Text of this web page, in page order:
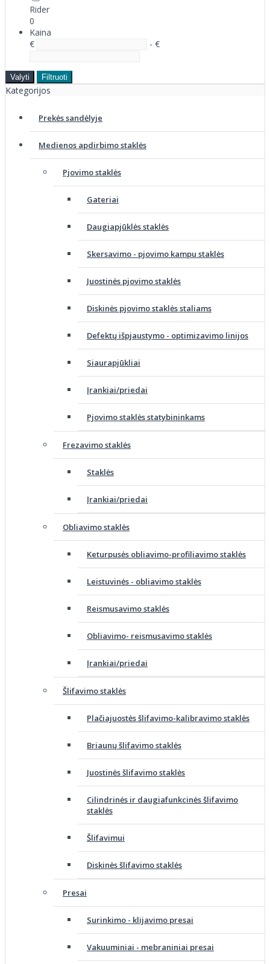
Rider
0
Kaina
€
- €
Valyti Filtruoti
Kategorijos
Prekės sandėlyje
Medienos apdirbimo staklės
Pjovimo staklės
Gateriai
Daugiapjūklės staklės
Skersavimo - pjovimo kampu staklės
Juostinės pjovimo staklės
Diskinės pjovimo staklės staliams
Defektų išpjaustymo - optimizavimo linijos
Siaurapjūkliai
Įrankiai/priedai
Pjovimo staklės statybininkams
Frezavimo staklės
Staklės
Įrankiai/priedai
Obliavimo staklės
Keturpusės obliavimo-profiliavimo staklės
Leistuvinės - obliavimo staklės
Reismusavimo staklės
Obliavimo- reismusavimo staklės
Įrankiai/priedai
Šlifavimo staklės
Plačiajuostės šlifavimo-kalibravimo staklės
Briaunų šlifavimo staklės
Juostinės šlifavimo staklės
Cilindrinės ir daugiafunkcinės šlifavimo
staklės
Šlifavimui
Diskinės šlifavimo staklės
Presai
Surinkimo - klijavimo presai
Vakuuminiai - mebraniniai presai